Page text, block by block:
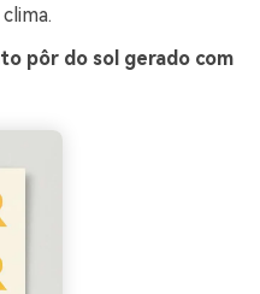
pôr do sol gerado com